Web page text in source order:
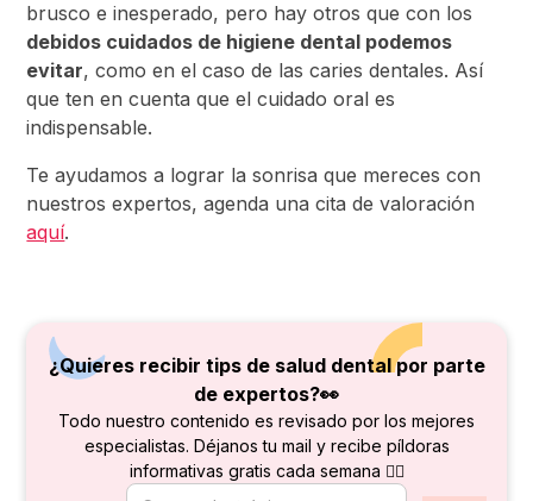
brusco e inesperado, pero hay otros que con los
debidos cuidados de higiene dental podemos
evitar, como en el caso de las caries dentales. Así
que ten en cuenta que el cuidado oral es
indispensable.
Te ayudamos a lograr la sonrisa que mereces con
nuestros expertos, agenda una cita de valoración
aquí.
¿Quieres recibir tips de salud dental por parte
de expertos?👀
Todo nuestro contenido es revisado por los mejores
especialistas. Déjanos tu mail y recibe píldoras
informativas gratis cada semana 👇🏻